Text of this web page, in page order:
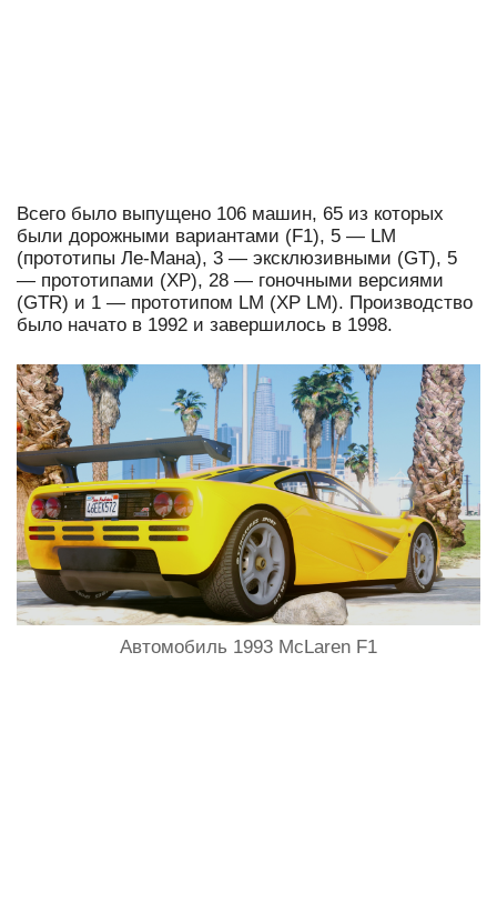
Всего было выпущено 106 машин, 65 из которых
были дорожными вариантами (F1), 5 — LM
(прототипы Ле-Мана), 3 — эксклюзивными (GT), 5
— прототипами (XP), 28 — гоночными версиями
(GTR) и 1 — прототипом LM (XP LM). Производство
было начато в 1992 и завершилось в 1998.
Автомобиль 1993 McLaren F1